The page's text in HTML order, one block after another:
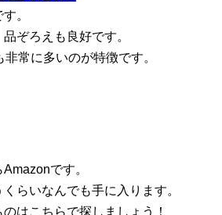
。
ぞろえも良好です。
常に多いのが特徴です。
です。
らいなんでも手に入ります。
はこちらで探しましょう！